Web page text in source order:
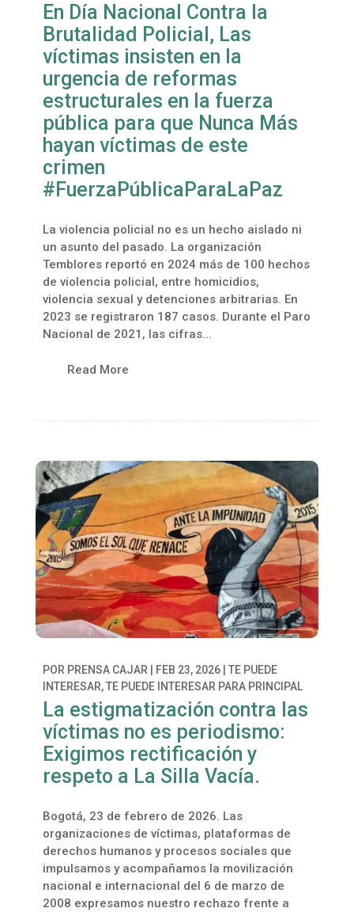
En Día Nacional Contra la
Brutalidad Policial, Las
víctimas insisten en la
urgencia de reformas
estructurales en la fuerza
pública para que Nunca Más
hayan víctimas de este
crimen
#FuerzaPúblicaParaLaPaz
La violencia policial no es un hecho aislado ni
un asunto del pasado. La organización
Temblores reportó en 2024 más de 100 hechos
de violencia policial, entre homicidios,
violencia sexual y detenciones arbitrarias. En
2023 se registraron 187 casos. Durante el Paro
Nacional de 2021, las cifras...
Read More
POR PRENSA CAJAR| FEB 23, 2026| TE PUEDE
INTERESAR,TE PUEDE INTERESAR PARA PRINCIPAL
La estigmatización contra las
víctimas no es periodismo:
Exigimos rectificación y
respeto a La Silla Vacía.
Bogotá, 23 de febrero de 2026. Las
organizaciones de víctimas, plataformas de
derechos humanos y procesos sociales que
impulsamos y acompañamos la movilización
nacional e internacional del 6 de marzo de
2008 expresamos nuestro rechazo frente a